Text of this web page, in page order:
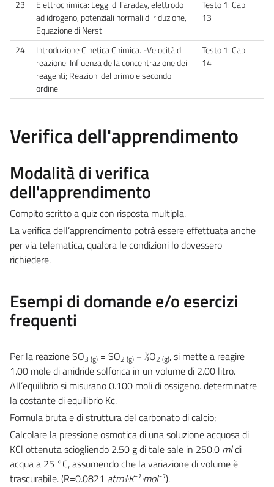
23
Elettrochimica: Leggi di Faraday, elettrodo
ad idrogeno, potenziali normali di riduzione,
Equazione di Nerst.
Testo 1: Cap.
13
24
Introduzione Cinetica Chimica. -Velocità di
reazione: Influenza della concentrazione dei
reagenti; Reazioni del primo e secondo
ordine.
Testo 1: Cap.
14
Verifica dell'apprendimento
Modalità di verifica
dell'apprendimento
Compito scritto a quiz con risposta multipla.
La verifica dell’apprendimento potrà essere effettuata anche
per via telematica, qualora le condizioni lo dovessero
richiedere.
Esempi di domande e/o esercizi
frequenti
Per la reazione SO3 (g) = SO2 (g) + ½O2 (g), si mette a reagire
1.00 mole di anidride solforica in un volume di 2.00 litro.
All’equilibrio si misurano 0.100 moli di ossigeno. determinatre
la costante di equilibrio Kc.
Formula bruta e di struttura del carbonato di calcio;
Calcolare la pressione osmotica di una soluzione acquosa di
KCl ottenuta sciogliendo 2.50 g di tale sale in 250.0 mldi
acqua a 25 °C, assumendo che la variazione di volume è
trascurabile. (R=0.0821 atm·l·K-1·mol-1).